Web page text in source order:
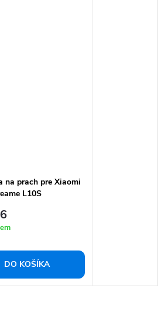
na prach pre Xiaomi
L10S
DO KOŠÍKA